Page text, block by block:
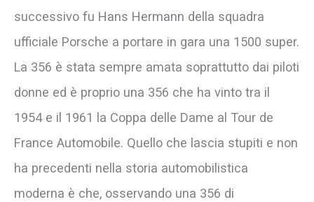
successivo fu Hans Hermann della squadra
ufficiale Porsche a portare in gara una 1500 super.
La 356 è stata sempre amata soprattutto dai piloti
donne ed è proprio una 356 che ha vinto tra il
1954 e il 1961 la Coppa delle Dame al Tour de
France Automobile. Quello che lascia stupiti e non
ha precedenti nella storia automobilistica
moderna è che, osservando una 356 di